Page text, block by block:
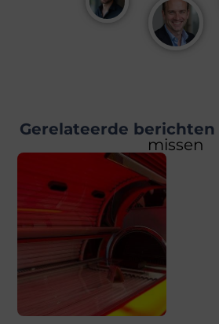
Gerelateerde berichten
missen